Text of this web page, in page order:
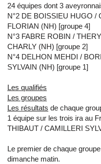
24 équipes dont 3
N°2 DE BOISSIEU HUGO /
FLORIAN (NH) [groupe 4]
N°3 FABRE ROBIN /
CHARLY (NH) [groupe 2]
N°4 DELHON MEHDI /
SYLVAIN (NH) [groupe 1]
Les qualifiés
Les groupes
Les résultats de chaque
1 équipe sur les trois ira au
THIBAUT / CAMILLERI
Le premier de chaque
dimanche matin.